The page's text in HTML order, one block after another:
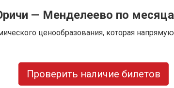
— Менделеево по
ценообразования, которая
Проверить наличие билетов